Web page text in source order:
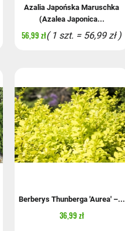
Azalia Japońska Maruschka
(Azalea Japonica...
56,99 zł( 1 szt. = 56,99 zł )
Berberys Thunberga 'Aurea' –...
36,99 zł